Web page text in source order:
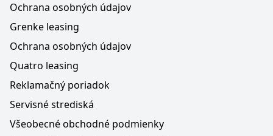
Ochrana osobných údajov
Grenke leasing
Ochrana osobných údajov
Quatro leasing
Reklamačný poriadok
Servisné strediská
Všeobecné obchodné podmienky